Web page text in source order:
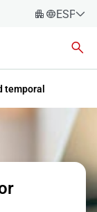
Español
Galego
Valencià
English
temporal